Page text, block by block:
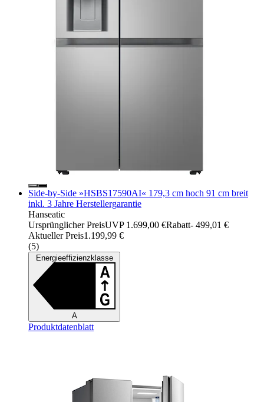
Side-by-Side »HSBS17590AI« 179,3 cm hoch 91 cm breit
inkl. 3 Jahre Herstellergarantie
Hanseatic
Ursprünglicher PreisUVP 1.699,00 €Rabatt- 499,01 €
Aktueller Preis1.199,99 €
(5)
Energieeffizienzklasse
A
Produktdatenblatt